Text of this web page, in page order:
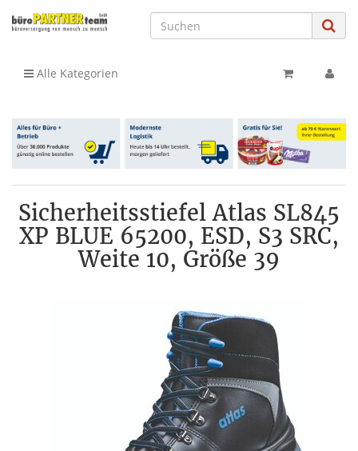
Alle Kategorien
Sicherheitsstiefel Atlas SL845
XP BLUE 65200, ESD, S3 SRC,
Weite 10, Größe 39